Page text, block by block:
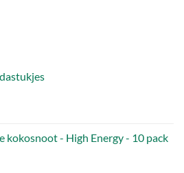
kokosnoot - High Energy - 10 pack